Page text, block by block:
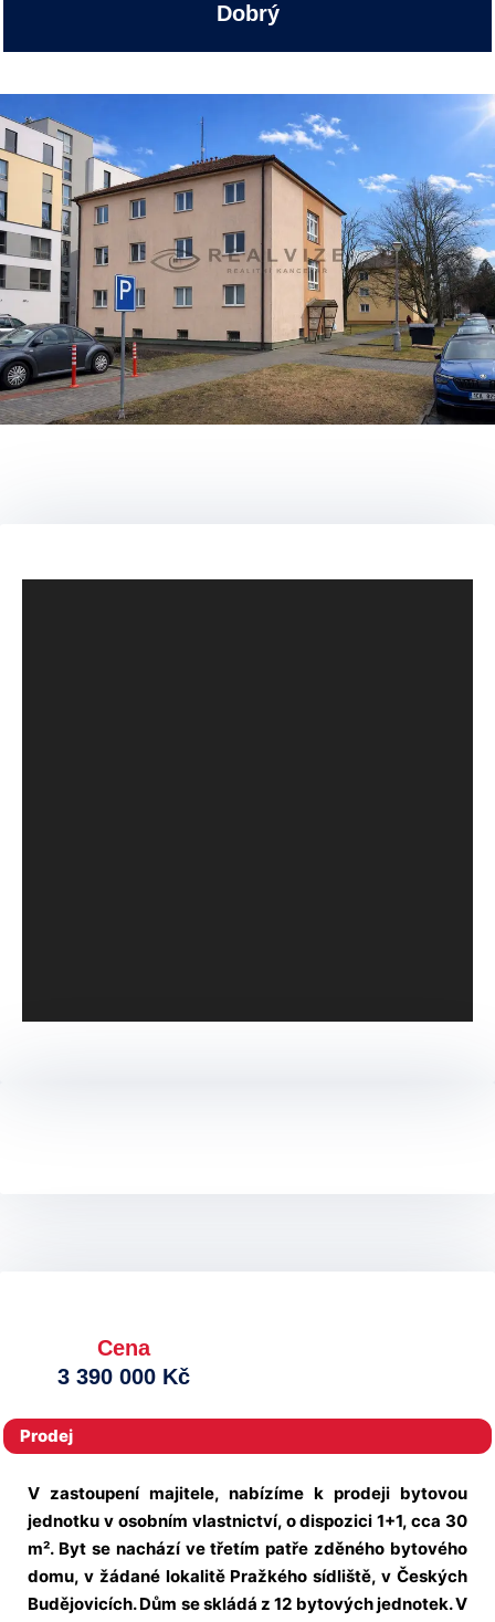
Dobrý
Cena
3 390 000 Kč
Prodej
V zastoupení majitele, nabízíme k prodeji bytovou
jednotku v osobním vlastnictví, o dispozici 1+1, cca 30
m². Byt se nachází ve třetím patře zděného bytového
domu, v žádané lokalitě Pražkého sídliště, v Českých
Budějovicích. Dům se skládá z 12 bytových jednotek. V